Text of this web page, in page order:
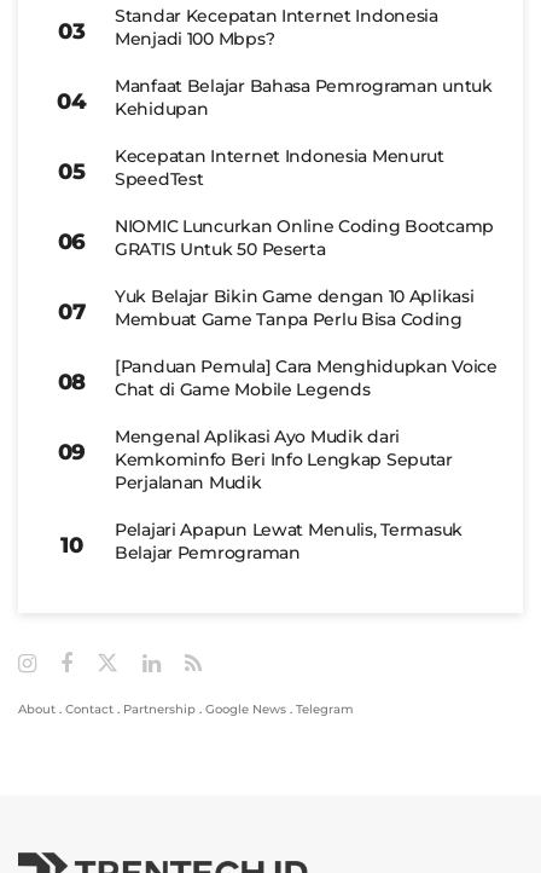
Standar Kecepatan Internet Indonesia
Menjadi 100 Mbps?
Manfaat Belajar Bahasa Pemrograman untuk
Kehidupan
Kecepatan Internet Indonesia Menurut
SpeedTest
NIOMIC Luncurkan Online Coding Bootcamp
GRATIS Untuk 50 Peserta
Yuk Belajar Bikin Game dengan 10 Aplikasi
Membuat Game Tanpa Perlu Bisa Coding
[Panduan Pemula] Cara Menghidupkan Voice
Chat di Game Mobile Legends
Mengenal Aplikasi Ayo Mudik dari
Kemkominfo Beri Info Lengkap Seputar
Perjalanan Mudik
Pelajari Apapun Lewat Menulis, Termasuk
Belajar Pemrograman
About . Contact . Partnership . Google News . Telegram